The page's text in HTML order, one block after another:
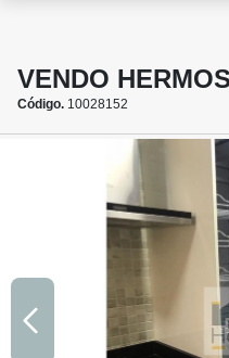
VENDO
Código. 10028152